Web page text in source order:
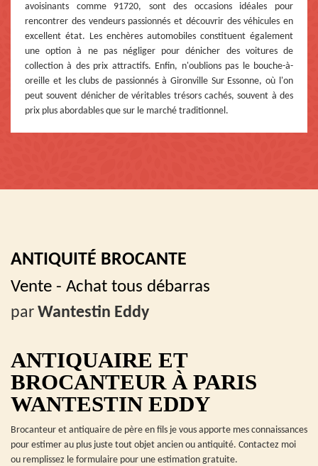
avoisinants comme 91720, sont des occasions idéales pour
rencontrer des vendeurs passionnés et découvrir des véhicules en
excellent état. Les enchères automobiles constituent également
une option à ne pas négliger pour dénicher des voitures de
collection à des prix attractifs. Enfin, n'oublions pas le bouche-à-
oreille et les clubs de passionnés à Gironville Sur Essonne, où l'on
peut souvent dénicher de véritables trésors cachés, souvent à des
prix plus abordables que sur le marché traditionnel.
ANTIQUITÉ BROCANTE
Vente - Achat tous débarras
par Wantestin Eddy
ANTIQUAIRE ET
BROCANTEUR À PARIS
WANTESTIN EDDY
Brocanteur et antiquaire de père en fils je vous apporte mes connaissances
pour estimer au plus juste tout objet ancien ou antiquité. Contactez moi
ou remplissez le formulaire pour une estimation gratuite.